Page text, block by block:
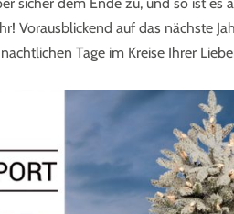
Vorausblickend auf das nächste
Tage im Kreise Ihrer